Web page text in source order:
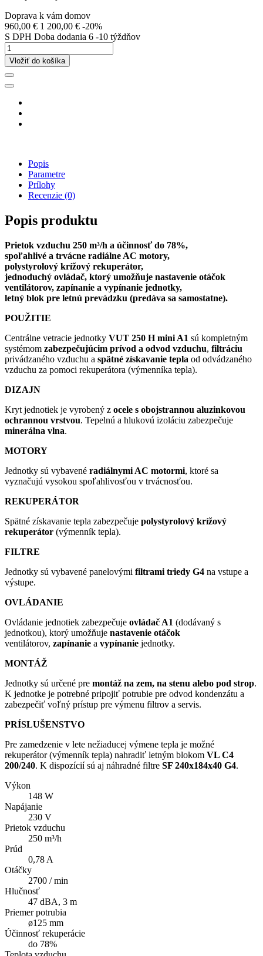
Doprava k vám domov
960,00 € 1 200,00 € -20%
S DPH Doba dodania 6 -10 týždňov
Vložiť do košíka
Popis
Parametre
Prílohy
Recenzie (0)
Popis produktu
Prietok vzduchu 250 m³/h a účinnosť do 78%,
spoľahlivé a trvácne radiálne AC motory,
polystyrolový krížový rekuperátor,
jednoduchý ovládač, ktorý umožňuje nastavenie otáčok
ventilátorov, zapínanie a vypínanie jednotky,
letný blok pre letnú prevádzku (predáva sa samostatne).
POUŽITIE
Centrálne vetracie jednotky VUT 250 H mini A1 sú kompletným
systémom zabezpečujúcim prívod a odvod vzduchu, filtráciu
privádzaného vzduchu a spätné získavanie tepla od odvádzaného
vzduchu za pomoci rekuperátora (výmenníka tepla).
DIZAJN
Kryt jednotiek je vyrobený z ocele s obojstrannou aluzinkovou
ochrannou vrstvou. Tepelnú a hlukovú izoláciu zabezpečuje
minerálna vlna.
MOTORY
Jednotky sú vybavené radiálnymi AC motormi, ktoré sa
vyznačujú vysokou spoľahlivosťou v trvácnosťou.
REKUPERÁTOR
Spätné získavanie tepla zabezpečuje polystyrolový krížový
rekuperátor (výmenník tepla).
FILTRE
Jednotky sú vybavené panelovými filtrami triedy G4 na vstupe a
výstupe.
OVLÁDANIE
Ovládanie jednotiek zabezpečuje ovládač A1 (dodávaný s
jednotkou), ktorý umožňuje nastavenie otáčok
ventilátorov, zapínanie a vypínanie jednotky.
MONTÁŽ
Jednotky sú určené pre montáž na zem, na stenu alebo pod strop.
K jednotke je potrebné pripojiť potrubie pre odvod kondenzátu a
zabezpečiť voľný prístup pre výmenu filtrov a servis.
PRÍSLUŠENSTVO
Pre zamedzenie v lete nežiaducej výmene tepla je možné
rekuperátor (výmenník tepla) nahradiť letným blokom VL C4
200/240. K dispozícií sú aj náhradné filtre SF 240x184x40 G4.
Výkon
148 W
Napájanie
230 V
Prietok vzduchu
250 m³/h
Prúd
0,78 A
Otáčky
2700 / min
Hlučnosť
47 dBA, 3 m
Priemer potrubia
ø125 mm
Účinnosť rekuperácie
do 78%